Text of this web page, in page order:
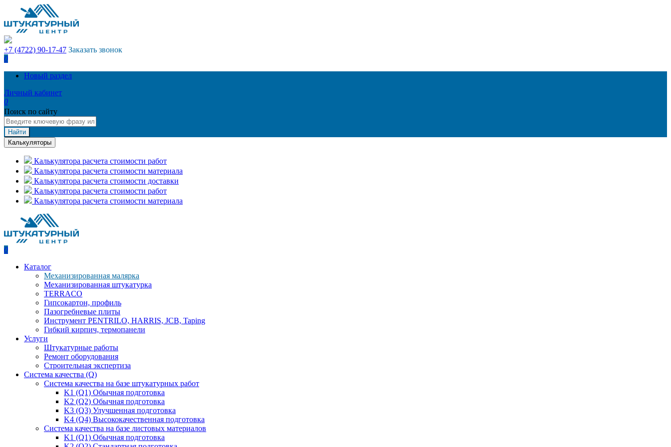
+7 (4722) 90-17-47 Заказать звонок
0
Новый раздел
Личный кабинет
0
Поиск по сайту
Найти
Калькуляторы
Калькулятора расчета стоимости работ
Калькулятора расчета стоимости материала
Калькулятора расчета стоимости доставки
Калькулятора расчета стоимости работ
Калькулятора расчета стоимости материала
0
Каталог
Механизированная малярка
Механизированная штукатурка
TERRACO
Гипсокартон, профиль
Пазогребневые плиты
Инструмент PENTRILO, HARRIS, JCB, Taping
Гибкий кирпич, термопанели
Услуги
Штукатурные работы
Ремонт оборудования
Строительная экспертиза
Система качества (Q)
Система качества на базе штукатурных работ
K1 (Q1) Обычная подготовка
K2 (Q2) Обычная подготовка
K3 (Q3) Улучшенная подготовка
K4 (Q4) Высококачественная подготовка
Система качества на базе листовых материалов
K1 (Q1) Обычная подготовка